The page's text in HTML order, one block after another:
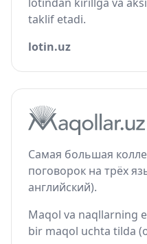
taklif etadi.
lotin.uz
Самая большая
поговорок на трёх
английский).
Maqol va naqllarning
bir maqol uchta tilda